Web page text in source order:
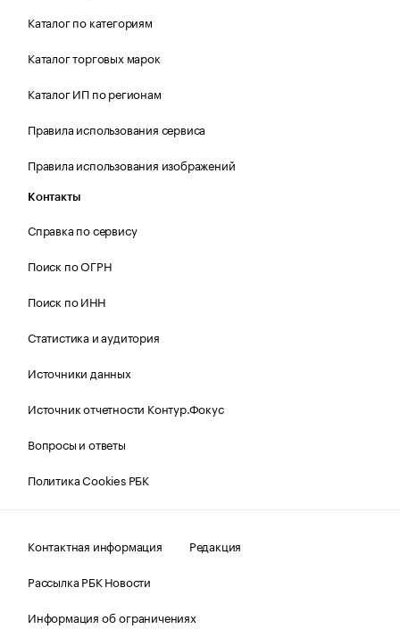
Каталог по категориям
Каталог торговых марок
Каталог ИП по регионам
Правила использования сервиса
Правила использования изображений
Контакты
Справка по сервису
Поиск по ОГРН
Поиск по ИНН
Статистика и аудитория
Источники данных
Источник отчетности Контур.Фокус
Вопросы и ответы
Политика Cookies РБК
Контактная информация
Редакция
Рассылка РБК Новости
Информация об ограничениях